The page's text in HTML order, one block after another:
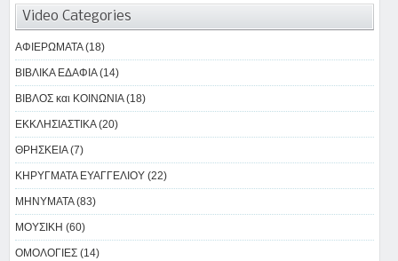
Video Categories
ΑΦΙΕΡΩΜΑΤΑ (18)
ΒΙΒΛΙΚΑ ΕΔΑΦΙΑ (14)
ΒΙΒΛΟΣ και ΚΟΙΝΩΝΙΑ (18)
ΕΚΚΛΗΣΙΑΣΤΙΚΑ (20)
ΘΡΗΣΚΕΙΑ (7)
ΚΗΡΥΓΜΑΤΑ ΕΥΑΓΓΕΛΙΟΥ (22)
ΜΗΝΥΜΑΤΑ (83)
ΜΟΥΣΙΚΗ (60)
ΟΜΟΛΟΓΙΕΣ (14)